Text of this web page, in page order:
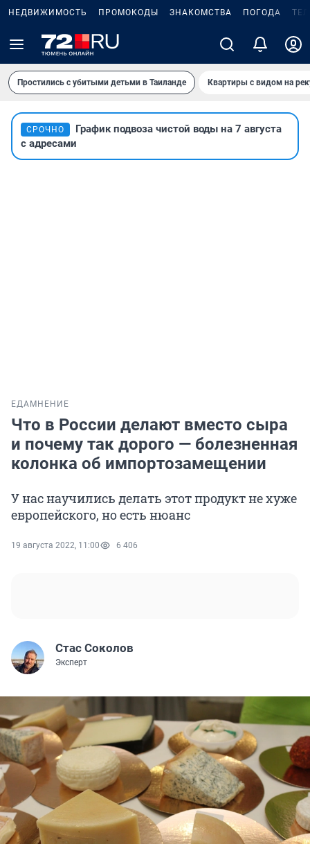
НЕДВИЖИМОСТЬ ПРОМОКОДЫ ЗНАКОМСТВА ПОГОДА
Простились с убитыми детьми в Таиланде Квартиры с видом на
СРОЧНО
График подвоза чистой воды на 7 августа
с адресами
ЕДА МНЕНИЕ
Что в России делают вместо сыра
и почему так дорого — болезненная
колонка об импортозамещении
У нас научились делать этот продукт не хуже
европейского, но есть нюанс
19 августа 2022, 11:00 6 406
Стас Соколов
Эксперт